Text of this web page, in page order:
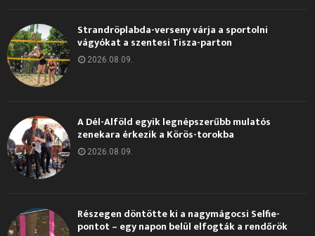
Strandröplabda-verseny várja a sportolni
vágyókat a szentesi Tisza-parton
2026.08.09.
A Dél-Alföld egyik legnépszerűbb mulatós
zenekara érkezik a Körös-torokba
2026.08.09.
Részegen döntötte ki a nagymágocsi Selfie-
pontot – egy napon belül elfogták a rendőrök